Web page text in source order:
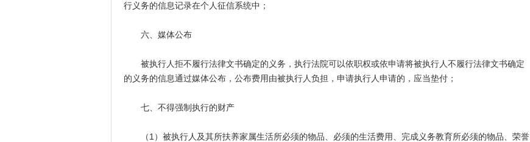
行义务的信息记录在个人征信系统中；
六、媒体公布
被执行人拒不履行法律文书确定的义务，执行法院可以依职权或依申请将被执行人不履行法律文书确定
的义务的信息通过媒体公布，公布费用由被执行人负担，申请执行人申请的，应当垫付；
七、不得强制执行的财产
（1）被执行人及其所扶养家属生活所必须的物品、必须的生活费用、完成义务教育所必须的物品、荣誉